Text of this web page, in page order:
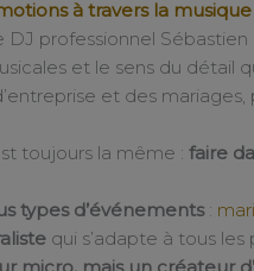
à travers la
professionnel
et le sens du détail
et des
toujours la même : faire
types d’événements:
qui s’adapte à tous